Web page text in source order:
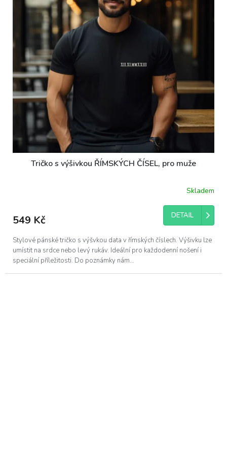
Tričko s výšivkou ŘÍMSKÝCH ČÍSEL, pro muže
Skladem
549 Kč DETAIL
Stylové pánské tričko s výšvkou data v římských číslech. Výšivku lze
umístit na srdce nebo levý rukáv. Ideální pro každodenní nošení i
speciální příležitosti. Do poznámky nám...